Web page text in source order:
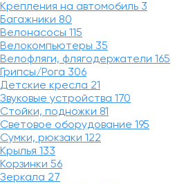
Крепления на автомобиль 3
Багажники 80
Велонасосы 115
Велокомпьютеры 35
Велофляги, флягодержатели 165
Грипсы/Рога 306
Детские кресла 21
Звуковые устройства 170
Стойки, подножки 81
Световое оборудование 195
Сумки, рюкзаки 122
Крылья 133
Корзинки 56
Зеркала 27